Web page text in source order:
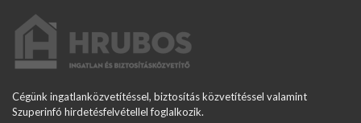
Cégünk ingatlanközvetítéssel, biztosítás közvetítéssel valamint
Szuperinfó hirdetésfelvétellel foglalkozik.